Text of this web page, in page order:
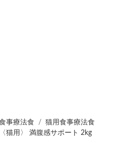
事療法食
猫用食事療法食
猫用〉 満腹感サポート 2kg